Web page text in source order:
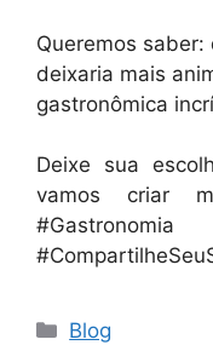
Queremos
deixaria mais
gastronômica
Deixe sua
vamos criar
Categorias
Blog